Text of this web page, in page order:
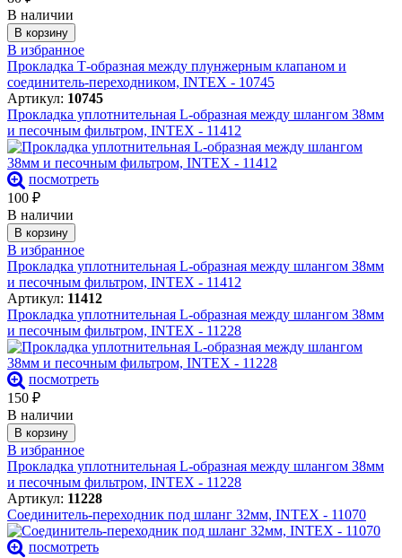
В наличии
В корзину
В избранное
Прокладка Т-образная между плунжерным клапаном и
соединитель-переходником, INTEX - 10745
Артикул: 10745
Прокладка уплотнительная L-образная между шлангом 38мм
и песочным фильтром, INTEX - 11412
посмотреть
100 ₽
В наличии
В корзину
В избранное
Прокладка уплотнительная L-образная между шлангом 38мм
и песочным фильтром, INTEX - 11412
Артикул: 11412
Прокладка уплотнительная L-образная между шлангом 38мм
и песочным фильтром, INTEX - 11228
посмотреть
150 ₽
В наличии
В корзину
В избранное
Прокладка уплотнительная L-образная между шлангом 38мм
и песочным фильтром, INTEX - 11228
Артикул: 11228
Соединитель-переходник под шланг 32мм, INTEX - 11070
посмотреть